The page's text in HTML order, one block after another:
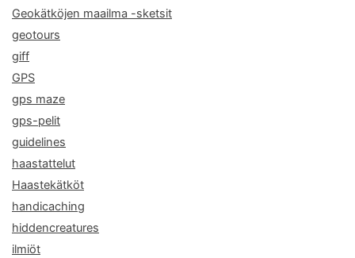
Geokätköjen maailma -sketsit
geotours
giff
GPS
gps maze
gps-pelit
guidelines
haastattelut
Haastekätköt
handicaching
hiddencreatures
ilmiöt